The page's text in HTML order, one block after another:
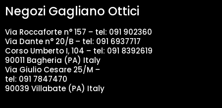
Negozi Gagliano Ottici
Via Roccaforte n° 157 – tel: 091 902360
Via Dante n° 20/B – tel: 091 6937717
Corso Umberto I, 104 – tel: 091 8392619
90011 Bagheria (PA) Italy
Via Giulio Cesare 25/M –
tel: 091 7847470
90039 Villabate (PA) Italy